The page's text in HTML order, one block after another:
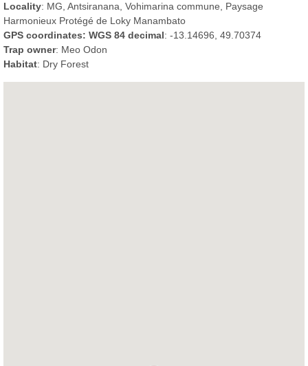
Locality: MG, Antsiranana, Vohimarina commune, Paysage
Harmonieux Protégé de Loky Manambato
GPS coordinates: WGS 84 decimal: -13.14696, 49.70374
Trap owner: Meo Odon
Habitat: Dry Forest